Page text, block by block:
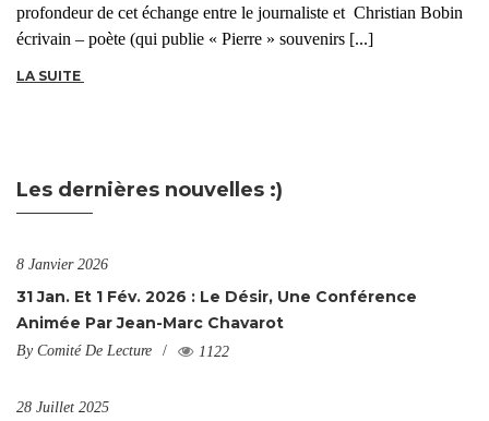
profondeur de cet échange entre le journaliste et Christian Bobin
écrivain – poète (qui publie « Pierre » souvenirs [...]
LA SUITE
Les dernières nouvelles :)
8 Janvier 2026
31 Jan. Et 1 Fév. 2026 : Le Désir, Une Conférence
Animée Par Jean-Marc Chavarot
By Comité De Lecture 1122
28 Juillet 2025